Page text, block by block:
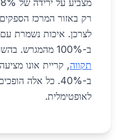
רק באזור המרכז
ב-100% מהמגרש. בהשוואה ל
תקווה, קריית אונו
ב-40%. כל אלה
לאופטימלית.